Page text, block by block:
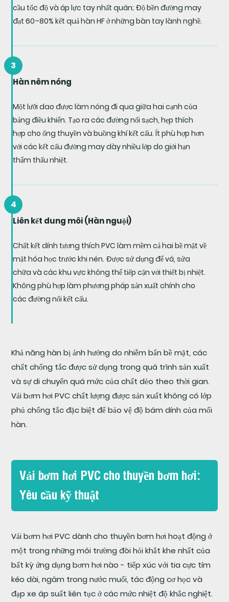
cầu tốc độ và áp lực tay nhất quán; Độ bền đường may
đạt 60–80% kết quả hàn HF ở những bàn tay lành nghề.
3
Hàn nêm nóng
Một lưỡi dao được làm nóng đi qua giữa hai cạnh của
bảng điều khiển. Tạo ra các đường nối sạch, hẹp thích
hợp cho ống thuyền và buồng khí kết cấu. Ít phù hợp hơn
với các kết cấu đường may dày nhiều lớp do giới hạn
thẩm thấu nhiệt.
4
Liên kết dung môi (Hàn nguội)
Chất kết dính tương thích PVC làm mềm cả hai bề mặt về
mặt hóa học trước khi nén. Được sử dụng để vá, sửa
chữa và các khu vực không thể tiếp cận với thiết bị nhiệt.
Không phù hợp làm phương pháp sản xuất chính cho
các đường nối kết cấu.
Khả năng hàn bị ảnh hưởng do nhiễm bẩn bề mặt, các
chất chống tắc được sử dụng trong quá trình sản xuất
và sự di chuyển quá mức của chất dẻo theo thời gian.
Vải bơm hơi PVC chất lượng được sản xuất không có lớp
phủ chống tắc đặc biệt để bảo vệ độ bám dính của mối
hàn.
Vải bơm hơi PVC cho thuyền bơm hơi:
Yêu cầu kỹ thuật
Vải bơm hơi PVC dành cho thuyền bơm hơi hoạt động ở
một trong những môi trường đòi hỏi khắt khe nhất của
bất kỳ ứng dụng bơm hơi nào - tiếp xúc với tia cực tím
kéo dài, ngâm trong nước muối, tác động cơ học và
đạp xe áp suất liên tục ở các mức nhiệt độ khắc nghiệt.